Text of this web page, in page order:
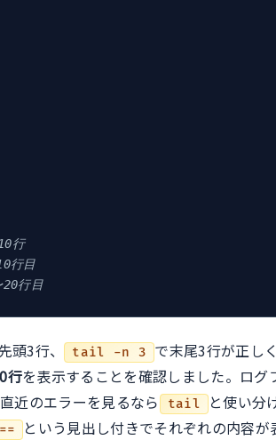
行
行目
行目
頭3行、 tail -n 3 で末尾3行が正し
行を表示することを確認しました。ロ
近のエラーを見るなら tail と使い分
という見出し付きでそれぞれの内容が